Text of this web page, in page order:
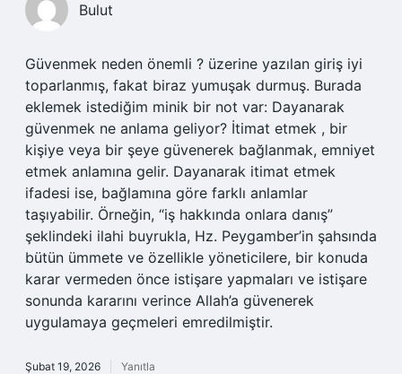
Bulut
Güvenmek neden önemli ? üzerine yazılan giriş iyi
toparlanmış, fakat biraz yumuşak durmuş. Burada
eklemek istediğim minik bir not var: Dayanarak
güvenmek ne anlama geliyor? İtimat etmek , bir
kişiye veya bir şeye güvenerek bağlanmak, emniyet
etmek anlamına gelir. Dayanarak itimat etmek
ifadesi ise, bağlamına göre farklı anlamlar
taşıyabilir. Örneğin, “iş hakkında onlara danış”
şeklindeki ilahi buyrukla, Hz. Peygamber’in şahsında
bütün ümmete ve özellikle yöneticilere, bir konuda
karar vermeden önce istişare yapmaları ve istişare
sonunda kararını verince Allah’a güvenerek
uygulamaya geçmeleri emredilmiştir.
Şubat 19, 2026 Yanıtla